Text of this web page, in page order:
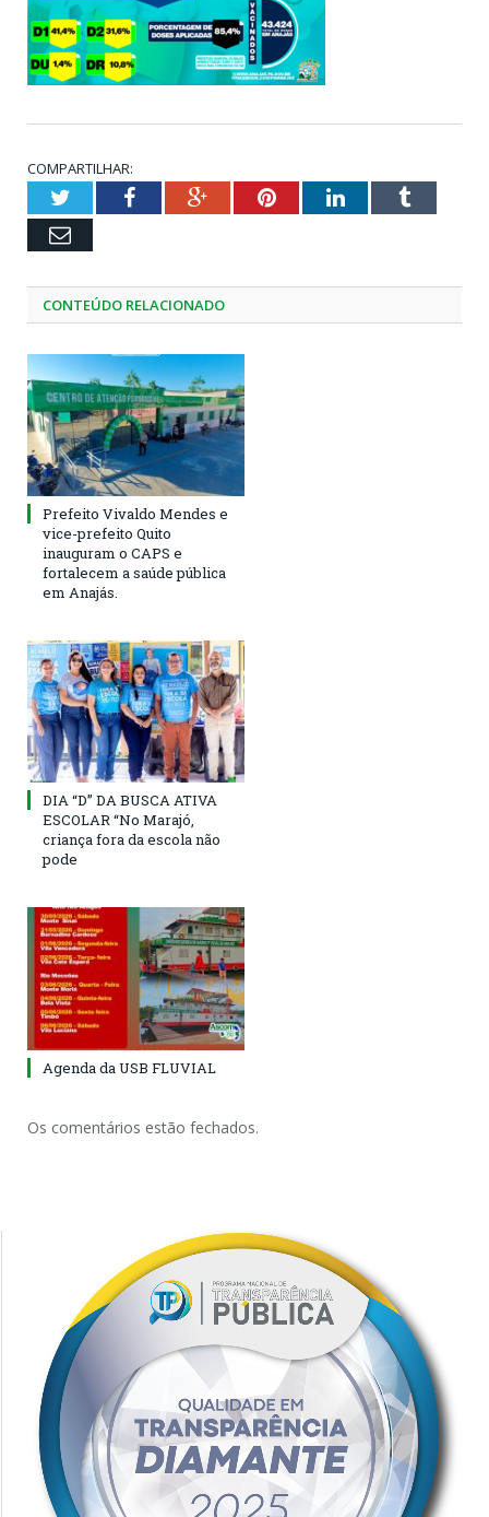
COMPARTILHAR:
TwitterFacebookGoogle+PinterestLinkedInTumblr
Email
CONTEÚDO RELACIONADO
Prefeito Vivaldo Mendes e
vice-prefeito Quito
inauguram o CAPS e
fortalecem a saúde pública
em Anajás.
DIA “D” DA BUSCA ATIVA
ESCOLAR “No Marajó,
criança fora da escola não
pode
Agenda da USB FLUVIAL
Os comentários estão fechados.